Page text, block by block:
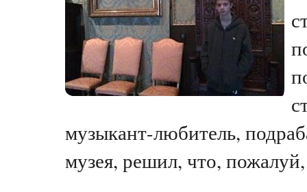
музыкант-любитель,
музея, решил, что,